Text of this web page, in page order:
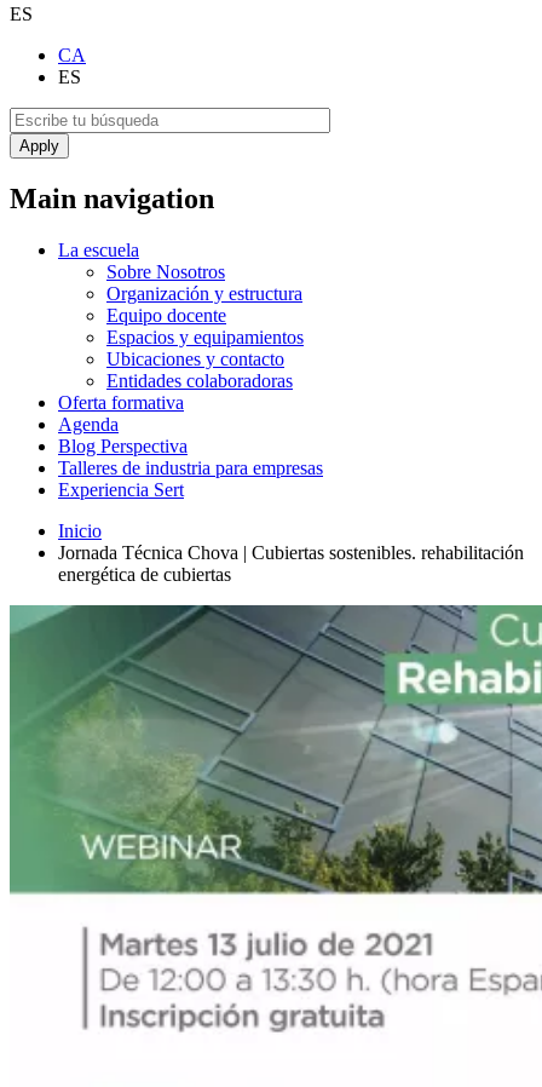
ES
CA
ES
Main navigation
La escuela
Sobre Nosotros
Organización y estructura
Equipo docente
Espacios y equipamientos
Ubicaciones y contacto
Entidades colaboradoras
Oferta formativa
Agenda
Blog Perspectiva
Talleres de industria para empresas
Experiencia Sert
Inicio
Jornada Técnica Chova | Cubiertas sostenibles. rehabilitación
energética de cubiertas